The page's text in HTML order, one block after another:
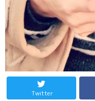
Twitter